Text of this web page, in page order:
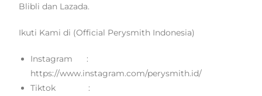
Blibli dan Lazada.
Ikuti Kami di (Official Perysmith Indonesia)
Instagram :
https://www.instagram.com/perysmith.id/
Tiktok :